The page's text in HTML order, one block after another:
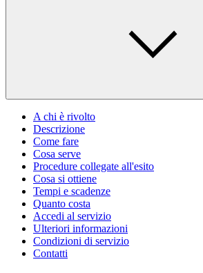
A chi è rivolto
Descrizione
Come fare
Cosa serve
Procedure collegate all'esito
Cosa si ottiene
Tempi e scadenze
Quanto costa
Accedi al servizio
Ulteriori informazioni
Condizioni di servizio
Contatti